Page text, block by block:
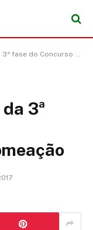
e Convocação para Nomeação
3ª